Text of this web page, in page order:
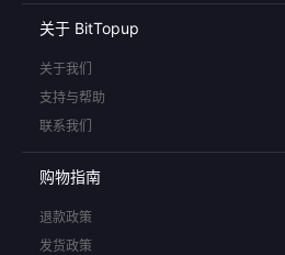
关于 BitTopup
关于我们
支持与帮助
联系我们
购物指南
退款政策
发货政策